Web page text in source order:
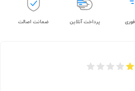
پرداخت آنلاین ضمانت اصالت